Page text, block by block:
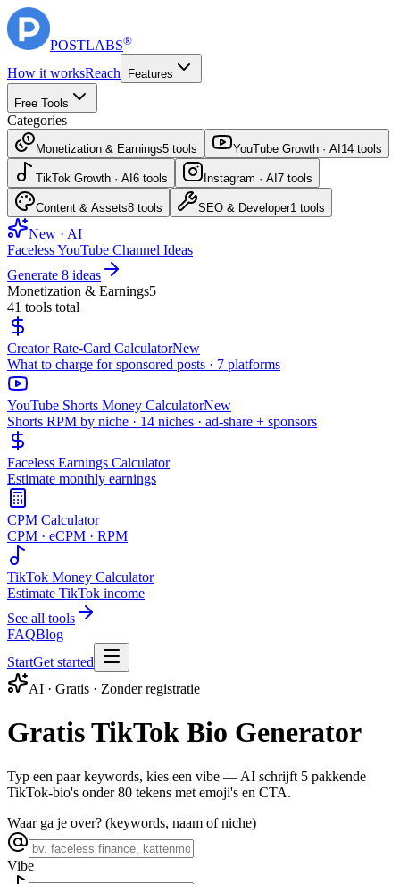
POSTLABS®
How it worksReach Features
Free Tools
Categories
Monetization & Earnings5 tools YouTube Growth · AI 14 tools
TikTok Growth · AI 6 tools Instagram · AI 7 tools
Content & Assets8 tools SEO & Developer1 tools
New · AI
Faceless YouTube Channel Ideas
Generate 8 ideas
Monetization & Earnings5
41 tools total
Creator Rate-Card CalculatorNew
What to charge for sponsored posts · 7 platforms
YouTube Shorts Money CalculatorNew
Shorts RPM by niche · 14 niches · ad-share + sponsors
Faceless Earnings Calculator
Estimate monthly earnings
CPM Calculator
CPM · eCPM · RPM
TikTok Money Calculator
Estimate TikTok income
See all tools
FAQBlog
StartGet started
AI · Gratis · Zonder registratie
Gratis TikTok Bio Generator
Typ een paar keywords, kies een vibe — AI schrijft 5 pakkende
TikTok-bio's onder 80 tekens met emoji's en CTA.
Waar ga je over? (keywords, naam of niche)
Vibe